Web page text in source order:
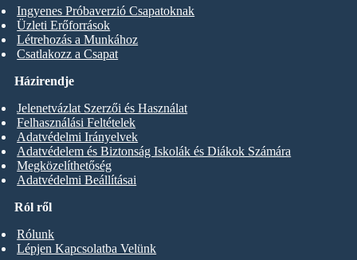
Ingyenes Próbaverzió Csapatoknak
Üzleti Erőforrások
Létrehozás a Munkához
Csatlakozz a Csapat
Ról ről
Rólunk
Lépjen Kapcsolatba Velünk
Házirendje
Jelenetvázlat Szerzői és Használat
Felhasználási Feltételek
Adatvédelmi Irányelvek
Adatvédelem és Biztonság Iskolák és Diákok Számára
Megközelíthetőség
Adatvédelmi Beállításai